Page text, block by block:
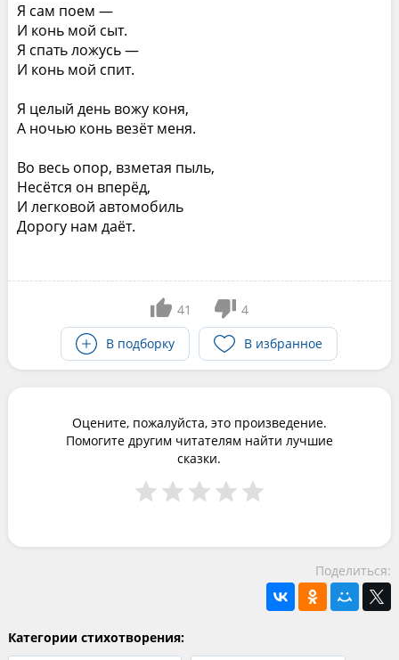
Я сам поем —
И конь мой сыт.
Я спать ложусь —
И конь мой спит.
Я целый день вожу коня,
А ночью конь везёт меня.
Во весь опор, взметая пыль,
Несётся он вперёд,
И легковой автомобиль
Дорогу нам даёт.
41
4
В подборку
В избранное
Оцените, пожалуйста, это произведение.
Помогите другим читателям найти лучшие
сказки.
Поделиться:
Категории стихотворения: